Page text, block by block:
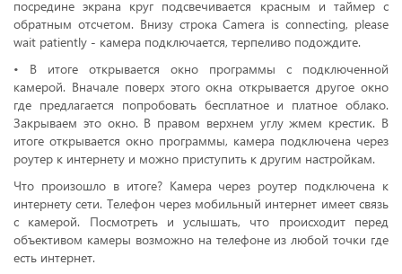
посредине экрана круг подсвечивается красным и таймер с
обратным отсчетом. Внизу строка Camera is connecting, please
wait patiently - камера подключается, терпеливо подождите.
• В итоге открывается окно программы с подключенной
камерой. Вначале поверх этого окна открывается другое окно
где предлагается попробовать бесплатное и платное облако.
Закрываем это окно. В правом верхнем углу жмем крестик. В
итоге открывается окно программы, камера подключена через
роутер к интернету и можно приступить к другим настройкам.
Что произошло в итоге? Камера через роутер подключена к
интернету сети. Телефон через мобильный интернет имеет связь
с камерой. Посмотреть и услышать, что происходит перед
объективом камеры возможно на телефоне из любой точки где
есть интернет.